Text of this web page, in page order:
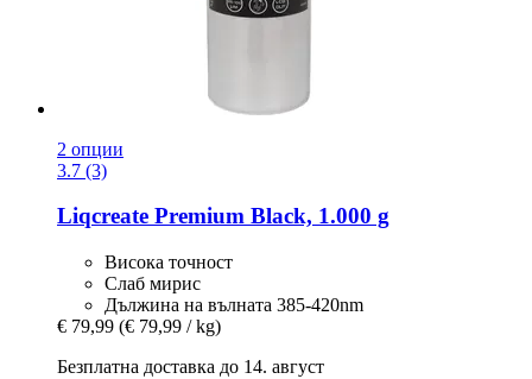
2 опции
3.7 (3)
Liqcreate Premium Black, 1.000 g
Висока точност
Слаб мирис
Дължина на вълната 385-420nm
€ 79,99 (€ 79,99 / kg)
Безплатна доставка до 14. август